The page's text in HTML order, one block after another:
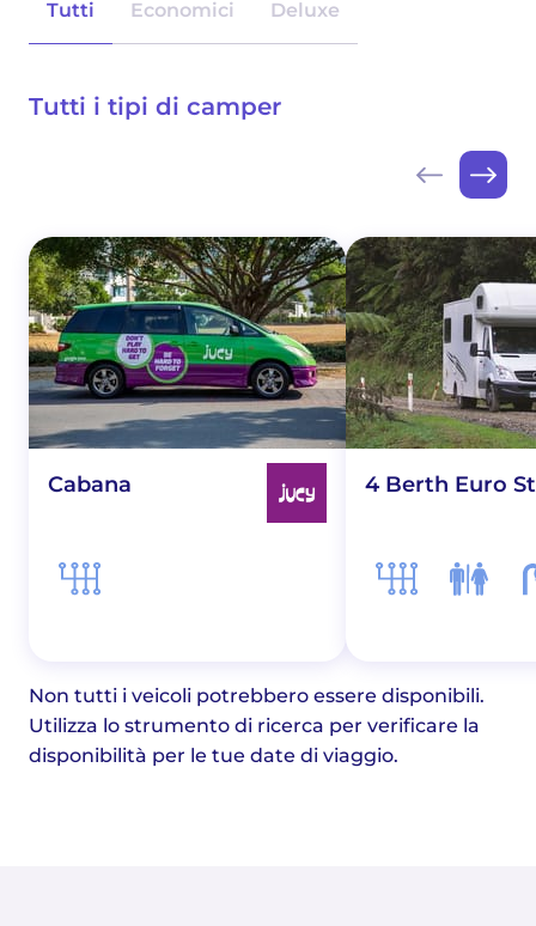
Tutti Economici Deluxe
Tutti i tipi di camper
Cabana 4 Berth Euro
Non tutti i veicoli potrebbero essere disponibili.
Utilizza lo strumento di ricerca per verificare la
disponibilità per le tue date di viaggio.